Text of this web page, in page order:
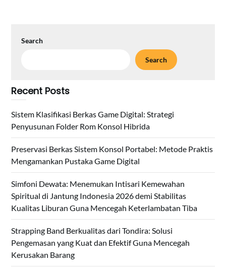
Search
Search
Recent Posts
Sistem Klasifikasi Berkas Game Digital: Strategi
Penyusunan Folder Rom Konsol Hibrida
Preservasi Berkas Sistem Konsol Portabel: Metode Praktis
Mengamankan Pustaka Game Digital
Simfoni Dewata: Menemukan Intisari Kemewahan
Spiritual di Jantung Indonesia 2026 demi Stabilitas
Kualitas Liburan Guna Mencegah Keterlambatan Tiba
Strapping Band Berkualitas dari Tondira: Solusi
Pengemasan yang Kuat dan Efektif Guna Mencegah
Kerusakan Barang